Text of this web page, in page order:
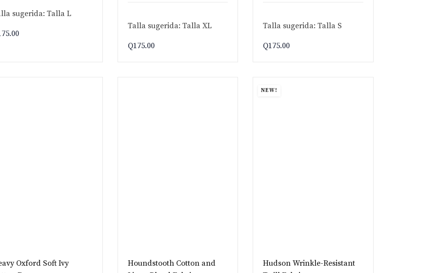
sugerida: Talla L
Talla sugerida: Talla XL
Q175.00
Talla sugerida: Talla S
Q175.00
Oxford Soft Ivy
Houndstooth Cotton and
NEW!
Hudson Wrinkle-Resistant